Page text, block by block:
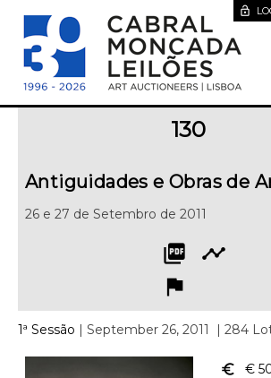
lock_open
130
Antiguidades e Obras de
26 e 27 de Setembro de 2011
picture_as_pdf
timeline
flag
1ª Sessão | September 26, 2011 | 284
euro_symbol €